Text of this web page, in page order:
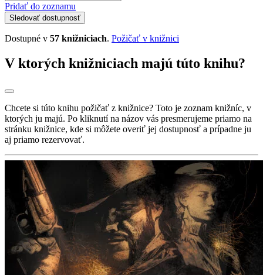
Pridať do zoznamu
Sledovať dostupnosť
Dostupné v 57 knižniciach. Požičať v knižnici
V ktorých knižniciach majú túto knihu?
Chcete si túto knihu požičať z knižnice? Toto je zoznam knižníc, v
ktorých ju majú. Po kliknutí na názov vás presmerujeme priamo na
stránku knižnice, kde si môžete overiť jej dostupnosť a prípadne ju
aj priamo rezervovať.